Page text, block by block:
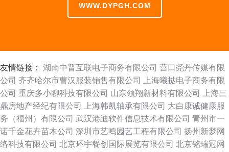
WWW.DYPGH.COM
友情链接： 湖南中普互联电子商务有限公司 营口尧丹传媒有限
公司 齐齐哈尔市曹汉服装销售有限公司
上海曦挞电子商务有限
公司 重庆多小聊科技有限公司 山东领翔新材料有限公司
上海三
鼎房地产经纪有限公司
上海韩凯轴承有限公司 大白康诚健康服
务（福州）有限公司 武汉港迪软件信息技术有限公司 青州市一
诺千金花卉苗木公司 深圳市艺鸣园艺工程有限公司 扬州新梦网
络科技有限公司 北京环宇餐创国际展览有限公司 北京铭瑞冠网